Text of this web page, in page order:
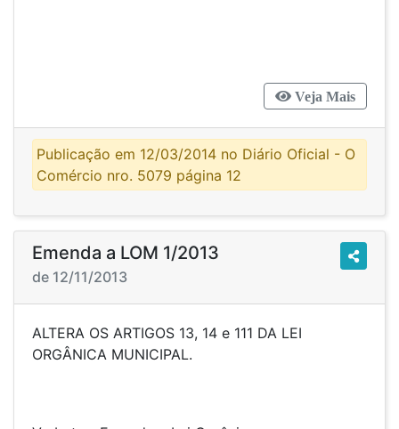
Veja Mais
Publicação em 12/03/2014 no Diário Oficial - O
Comércio nro. 5079 página 12
Emenda a LOM 1/2013
de 12/11/2013
ALTERA OS ARTIGOS 13, 14 e 111 DA LEI
ORGÂNICA MUNICIPAL.